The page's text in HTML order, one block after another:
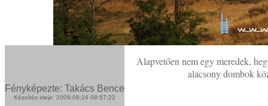
Fényképezte: Takács Bence
Készítés ideje: 2009:09:24 08:57:22
Alapvetően nem egy meredek,
alacsony dombok